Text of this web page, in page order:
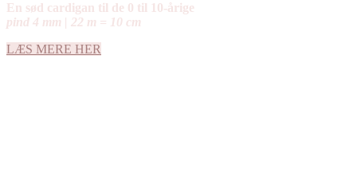
En sød cardigan til de 0 til 10-årige
pind 4 mm | 22 m = 10 cm
LÆS MERE HER